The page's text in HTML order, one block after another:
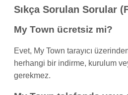
Sıkça Sorulan Sorular
My Town ücretsiz mi?
Evet, My Town tarayıcı
herhangi bir indirme, kurulum
gerekmez.